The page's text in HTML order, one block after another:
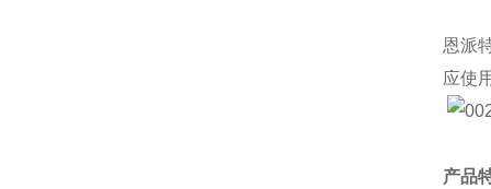
恩派
应使
产品